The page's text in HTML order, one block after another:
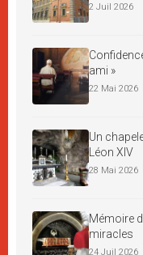
2 Juil 2026
ami »
22 Mai 2026
Un
Léon XIV
28 Mai 2026
Mémoire
miracles
24 Juil 2026